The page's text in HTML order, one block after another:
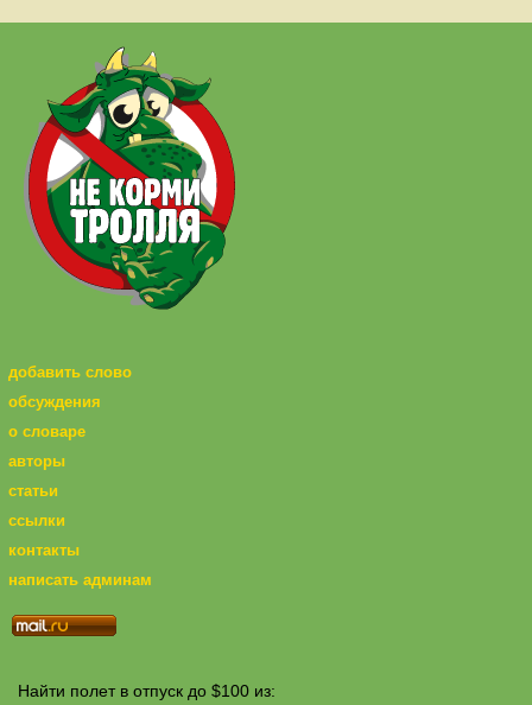
добавить слово
обсуждения
о словаре
авторы
статьи
ссылки
контакты
написать админам
Найти полет в отпуск до $100 из: